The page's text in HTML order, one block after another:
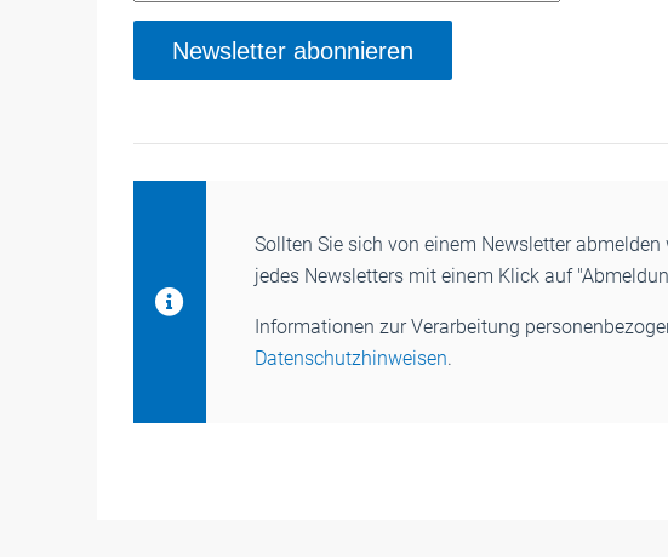
Newsletter abonnieren
Sollten Sie sich von einem Newsletter
jedes Newsletters mit einem Klick auf
Informationen zur Verarbeitung
Datenschutzhinweisen.